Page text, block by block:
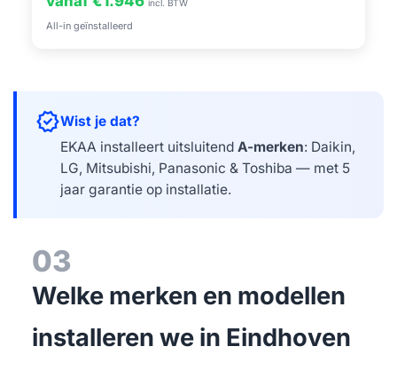
incl. BTW
All-in geïnstalleerd
verifiedWist je dat?
EKAA installeert uitsluitendA-merken: Daikin,
LG, Mitsubishi, Panasonic & Toshiba — met 5
jaar garantie op installatie.
03
Welke merken en modellen
installeren we in Eindhoven